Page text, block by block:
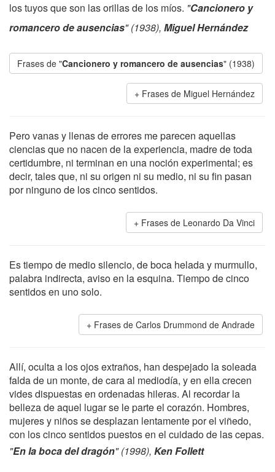
los tuyos que son las orillas de los míos. "Cancionero y
romancero de ausencias" (1938), Miguel Hernández
Frases de "Cancionero y romancero de ausencias" (1938)
Frases de Miguel Hernández
Pero vanas y llenas de errores me parecen aquellas
ciencias que no nacen de la experiencia, madre de toda
certidumbre, ni terminan en una noción experimental; es
decir, tales que, ni su origen ni su medio, ni su fin pasan
por ninguno de los cinco sentidos.
Frases de Leonardo Da Vinci
Es tiempo de medio silencio, de boca helada y murmullo,
palabra indirecta, aviso en la esquina. Tiempo de cinco
sentidos en uno solo.
Frases de Carlos Drummond de Andrade
Allí, oculta a los ojos extraños, han despejado la soleada
falda de un monte, de cara al mediodía, y en ella crecen
vides dispuestas en ordenadas hileras. Al recordar la
belleza de aquel lugar se le parte el corazón. Hombres,
mujeres y niños se desplazan lentamente por el viñedo,
con los cinco sentidos puestos en el cuidado de las cepas.
"En la boca del dragón" (1998), Ken Follett